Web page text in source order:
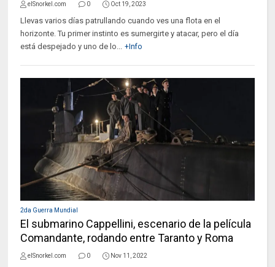
elSnorkel.com 0 Oct 19, 2023
Llevas varios días patrullando cuando ves una flota en el
horizonte. Tu primer instinto es sumergirte y atacar, pero el día
está despejado y uno de lo... +Info
2da Guerra Mundial
El submarino Cappellini, escenario de la película
Comandante, rodando entre Taranto y Roma
elSnorkel.com 0 Nov 11, 2022